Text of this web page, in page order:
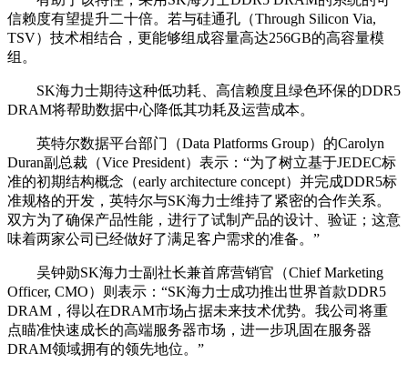
信赖度有望提升二十倍。若与硅通孔（Through Silicon Via,
TSV）技术相结合，更能够组成容量高达256GB的高容量模
组。
SK海力士期待这种低功耗、高信赖度且绿色环保的DDR5
DRAM将帮助数据中心降低其功耗及运营成本。
英特尔数据平台部门（Data Platforms Group）的Carolyn
Duran副总裁（Vice President）表示：“为了树立基于JEDEC标
准的初期结构概念（early architecture concept）并完成DDR5标
准规格的开发，英特尔与SK海力士维持了紧密的合作关系。
双方为了确保产品性能，进行了试制产品的设计、验证；这意
味着两家公司已经做好了满足客户需求的准备。”
吴钟勋SK海力士副社长兼首席营销官（Chief Marketing
Officer, CMO）则表示：“SK海力士成功推出世界首款DDR5
DRAM，得以在DRAM市场占据未来技术优势。我公司将重
点瞄准快速成长的高端服务器市场，进一步巩固在服务器
DRAM领域拥有的领先地位。”